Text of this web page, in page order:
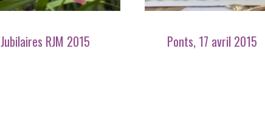
Jubilaires RJM 2015 Ponts, 17 avril 2015